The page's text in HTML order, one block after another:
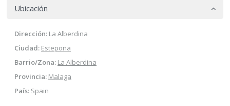
Ubicación
Dirección: La Alberdina
Ciudad: Estepona
Barrio/Zona: La Alberdina
Provincia: Malaga
País: Spain